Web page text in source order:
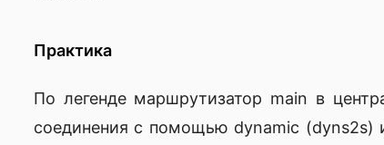
Практика
По легенде маршрутизатор main в
соединения с помощью dynamic (dyns2s)